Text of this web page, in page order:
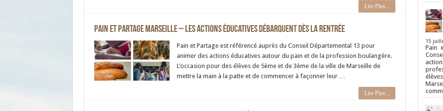
Lire Plus...
Pain et Partage Marseille – Les actions éducatives débarquent dès la rentrée
Pain et Partage est référencé auprès du Conseil Départemental 13 pour
animer des actions éducatives autour du pain et de la profession boulangère.
L’occasion pour des élèves de 5ème et de 3ème de la ville de Marseille de
mettre la main à la patte et de commencer à façonner leur …
Lire Plus...
15
Pain